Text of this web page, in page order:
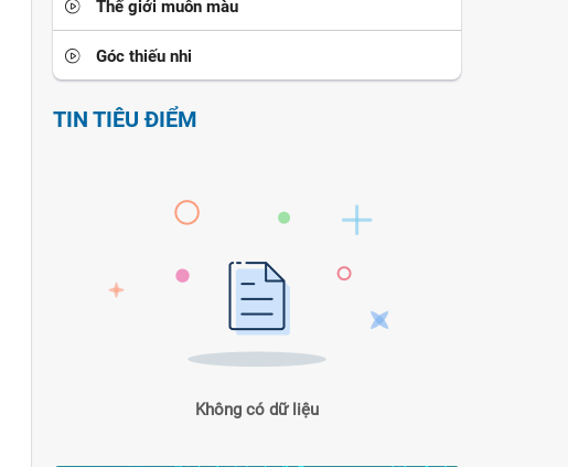
Thế giới muôn màu
Góc thiếu nhi
TIN TIÊU ĐIỂM
Không có dữ liệu